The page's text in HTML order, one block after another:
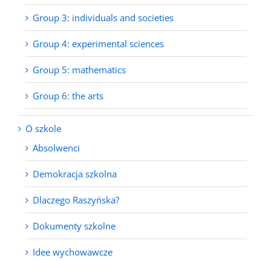
Group 3: individuals and societies
Group 4: experimental sciences
Group 5: mathematics
Group 6: the arts
O szkole
Absolwenci
Demokracja szkolna
Dlaczego Raszyńska?
Dokumenty szkolne
Idee wychowawcze